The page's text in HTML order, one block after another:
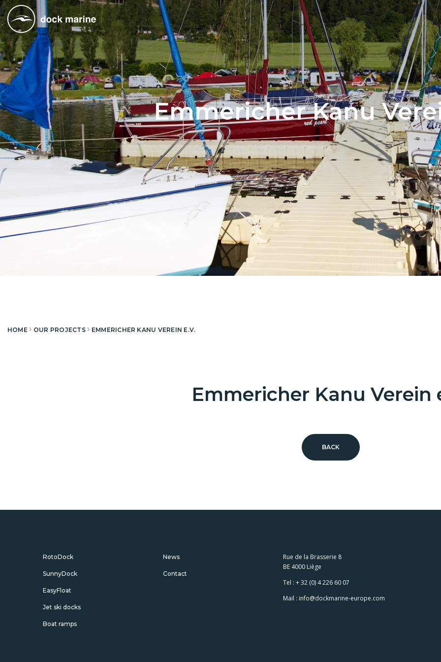
Emmericher Kanu
HOME OUR PROJECTS EMMERICHER KANU VEREIN E.V.
Emmericher Kanu Verein
BACK
RotoDock
SunnyDock
EasyFloat
Jet ski docks
Boat ramps
News
Contact
Rue de la Brasserie 8
BE 4000 Liège
Tel : + 32 (0) 4 226 60 07
Mail : info@dockmarine-europe.com